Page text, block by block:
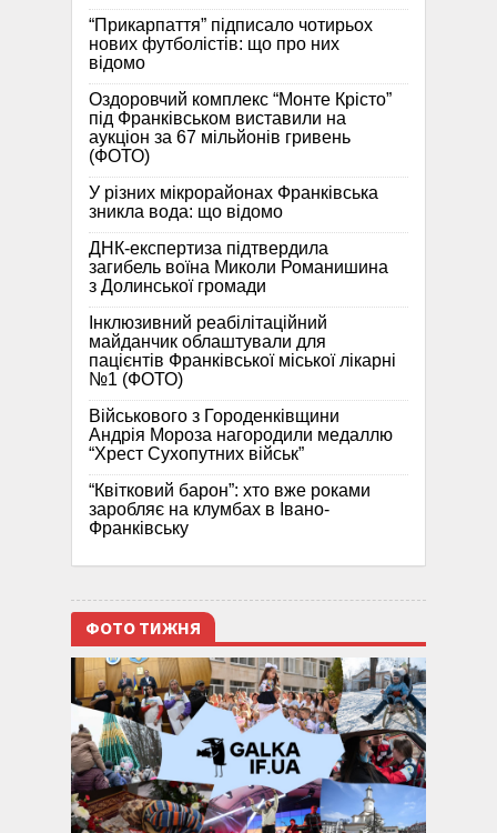
“Прикарпаття” підписало чотирьох
нових футболістів: що про них
відомо
Оздоровчий комплекс “Монте Крісто”
під Франківськом виставили на
аукціон за 67 мільйонів гривень
(ФОТО)
У різних мікрорайонах Франківська
зникла вода: що відомо
ДНК-експертиза підтвердила
загибель воїна Миколи Романишина
з Долинської громади
Інклюзивний реабілітаційний
майданчик облаштували для
пацієнтів Франківської міської лікарні
№1 (ФОТО)
Військового з Городенківщини
Андрія Мороза нагородили медаллю
“Хрест Сухопутних військ”
“Квітковий барон”: хто вже роками
заробляє на клумбах в Івано-
Франківську
ФОТО ТИЖНЯ